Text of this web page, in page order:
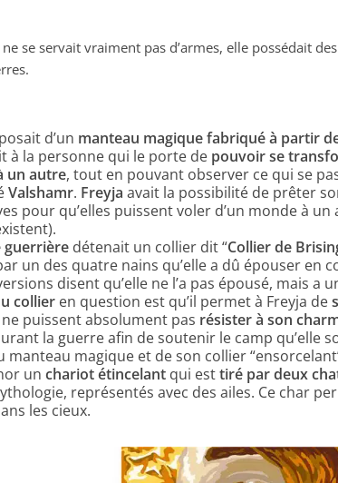
se servait vraiment pas d’armes, elle possédait des
d’un manteau magique fabriqué à partir
à la personne qui le porte de pouvoir se
un autre, tout en pouvant observer ce qui se
Valshamr. Freyja avait la possibilité de prêter
pour qu’elles puissent voler d’un monde à
guerrière détenait un collier dit “Collier de
un des quatre nains qu’elle a dû épouser
disent qu’elle ne l’a pas épousé, mais a
collier en question est qu’il permet à Freyja de
ne puissent absolument pas résister à son
la guerre afin de soutenir le camp qu’elle
manteau magique et de son collier
un chariot étincelant qui esttiré par deux
représentés avec des ailes. Ce char
les cieux.